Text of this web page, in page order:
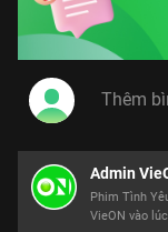
Admin
Phim Tình
VieON vào